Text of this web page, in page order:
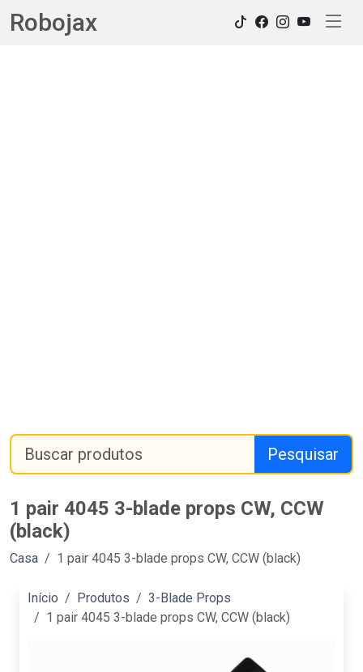
Robojax
Pesquisar
1 pair 4045 3-blade props CW, CCW
(black)
Casa 1 pair 4045 3-blade props CW, CCW (black)
Início Produtos
3-Blade Props
1 pair 4045 3-blade props CW, CCW (black)